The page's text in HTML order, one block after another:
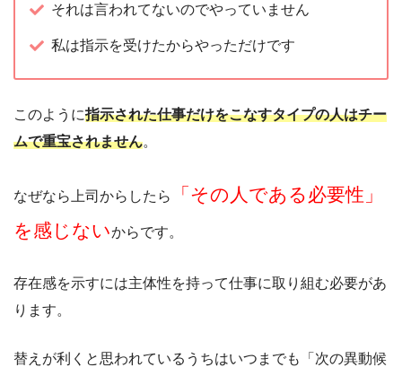
それは言われてないのでやっていません
私は指示を受けたからやっただけです
このように指示された仕事だけをこなすタイプの人はチー
ムで重宝されません。
なぜなら上司からしたら
「その人である必要性」
を感じないからです。
存在感を示すには主体性を持って仕事に取り組む必要があ
ります。
替えが利くと思われているうちはいつまでも「次の異動候